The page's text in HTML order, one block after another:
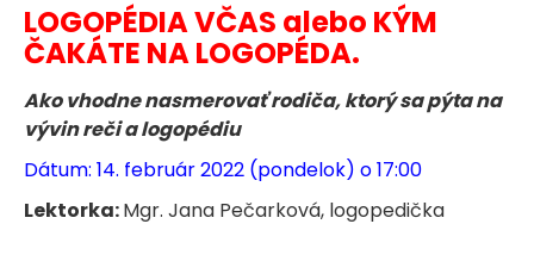
LOGOPÉDIA VČAS alebo KÝM
ČAKÁTE NA LOGOPÉDA.
Ako vhodne nasmerovať rodiča, ktorý sa pýta na
vývin reči a logopédiu
Dátum: 14. február 2022 (pondelok) o 17:00
Lektorka:Mgr. Jana Pečarková, logopedička